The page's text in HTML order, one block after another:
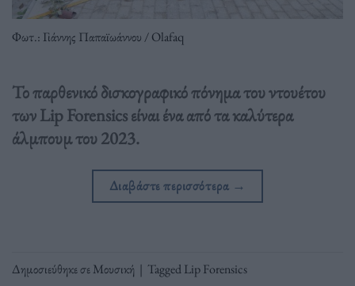
Φωτ.: Γιάννης Παπαϊωάννου / Olafaq
Το παρθενικό δισκογραφικό πόνημα του ντουέτου
των Lip Forensics είναι ένα από τα καλύτερα
άλμπουμ του 2023.
Διαβάστε περισσότερα →
Δημοσιεύθηκε σεΜουσική | TaggedLip Forensics